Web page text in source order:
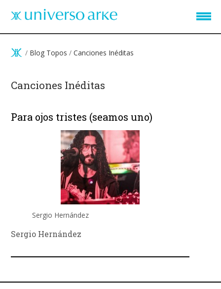
/ Blog Topos / Canciones Inéditas
Canciones Inéditas
Para ojos tristes (seamos uno)
Sergio Hernández
Sergio Hernández